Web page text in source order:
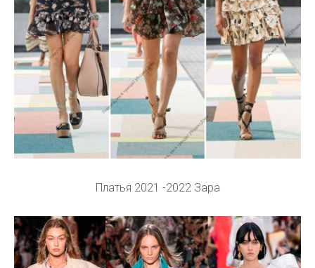
Платья 2021 -2022 Зара